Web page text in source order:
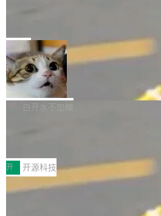
一在人才争夺战中失血的公司。六月，
连失两员大将：Noam Shazeer 去了
er HE-AAC 960 解码 (DAB+)
filter 添加 AMF Frame Rate Converter
_amf) filter SMPTE 2094-50 元数据支
通 ProRes RAW VideoToolbox 硬件加
V ...
Code 在 X 上发帖：「DeepSeek
tokens on August 1st. 5T of free
on OpenCode Go.」79.8 万次浏览，
DeepSeek一天消耗了8万亿# 上了微
注意这是 OpenCode 一家的消耗。
不完。」5T 来自免费额度，3T 来自
局
NetBSD 11.0 正式发布
NetBSD 11.0 现已正式发布，这是
作系统的第十八个主要版本。 自
ve JH71XX 的设备，例如 VisionFive 2
64 STAR64，以及 QEMU。 增强了对
-2024 和 C23 编程接口标准的兼容性。
_linux(8) 增强了对 Linux 系统调用的
白开水不加糖
案
享会在上海举办。鸿蒙生态的全场景智
台鲸鸿动能协同华为游戏中心，面向游
发者及生态伙伴，系统呈现了平台在游
完整能力版图——从IAP高价值用户的
开 开源科技
技嘉X3D系列再添新成员 B850
面向AMD Ryzen X3D处理器玩家，技